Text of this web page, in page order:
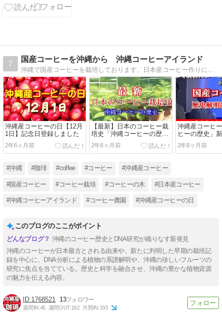
可可牛乳」を
7
国産コーヒーを沖縄から 沖縄コーヒーアイランド
沖縄で国産コーヒーを栽培しております。日本産コーヒー作りに挑戦！
沖縄産コーヒーの日【12月
1日】記念日登録しました
2年6ヶ月前
【最新】日本のコーヒー栽
培史「沖縄コーヒーの歴
史」
2年6ヶ月前
沖縄産コーヒ
ヒーの歴史」
2年8ヶ月前
#沖縄 #珈琲 #coffee #コーヒー #沖縄産コーヒー
#国産コーヒー #コーヒー栽培 #コーヒーの木 #日本産コーヒー
#沖縄コーヒーアイランド #コーヒー農園 #沖縄産コーヒーの日
このブログのここがポイント
沖縄のコーヒー歴史とDNA研究が織りなす新発見
沖縄のコーヒーが日本最古とされる由来や、新たに判明した早期の栽培記
録を中心に、DNA分析による植物の系譜解明や、沖縄の珍しいフルーツの
研究に焦点を当てている。歴史と科学を融合させ、沖縄の豊かな植物資源
の魅力を伝える内容。
1768521 13
週間IN:45 週間OUT:162 月間IN:333